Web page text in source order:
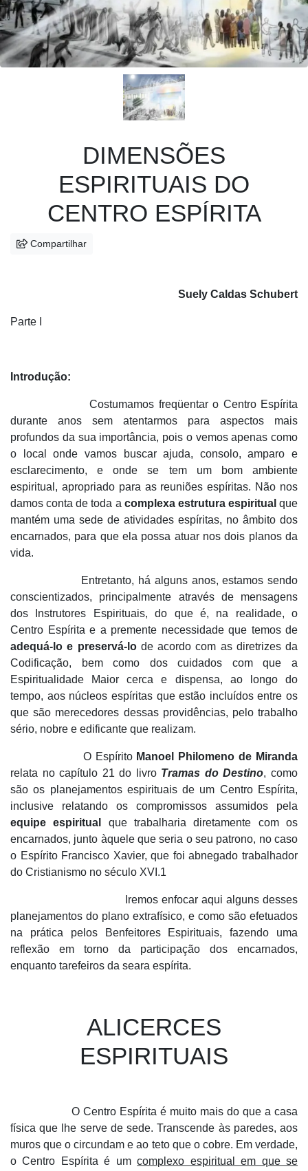
DIMENSÕES
ESPIRITUAIS DO
CENTRO ESPÍRITA
Compartilhar
Suely Caldas Schubert
Parte I
Introdução:
Costumamos freqüentar o Centro Espírita
durante anos sem atentarmos para aspectos mais
profundos da sua importância, pois o vemos apenas como
o local onde vamos buscar ajuda, consolo, amparo e
esclarecimento, e onde se tem um bom ambiente
espiritual, apropriado para as reuniões espíritas. Não nos
damos conta de toda a complexa estrutura espiritual que
mantém uma sede de atividades espíritas, no âmbito dos
encarnados, para que ela possa atuar nos dois planos da
vida.
Entretanto, há alguns anos, estamos sendo
conscientizados, principalmente através de mensagens
dos Instrutores Espirituais, do que é, na realidade, o
Centro Espírita e a premente necessidade que temos de
adequá-lo e preservá-lode acordo com as diretrizes da
Codificação, bem como dos cuidados com que a
Espiritualidade Maior cerca e dispensa, ao longo do
tempo, aos núcleos espíritas que estão incluídos entre os
que são merecedores dessas providências, pelo trabalho
sério, nobre e edificante que realizam.
O Espírito Manoel Philomeno de Miranda
relata no capítulo 21 do livro Tramas do Destino, como
são os planejamentos espirituais de um Centro Espírita,
inclusive relatando os compromissos assumidos pela
equipe espiritual
que trabalharia diretamente com os
encarnados, junto àquele que seria o seu patrono, no caso
o Espírito Francisco Xavier, que foi abnegado trabalhador
do Cristianismo no século XVI.1
Iremos enfocar aqui alguns desses
planejamentos do plano extrafísico, e como são efetuados
na prática pelos Benfeitores Espirituais, fazendo uma
reflexão em torno da participação dos encarnados,
enquanto tarefeiros da seara espírita.
ALICERCES
ESPIRITUAIS
O Centro Espírita é muito mais do que a casa
física que lhe serve de sede. Transcende às paredes, aos
muros que o circundam e ao teto que o cobre. Em verdade,
o Centro Espírita é umcomplexo espiritual em que se